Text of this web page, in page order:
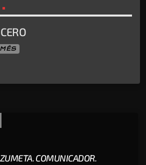
COMUNICADOR.